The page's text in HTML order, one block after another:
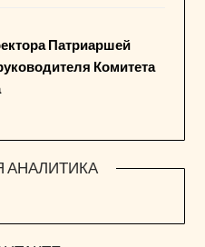
Патриаршей
Комитета
АНАЛИТИКА